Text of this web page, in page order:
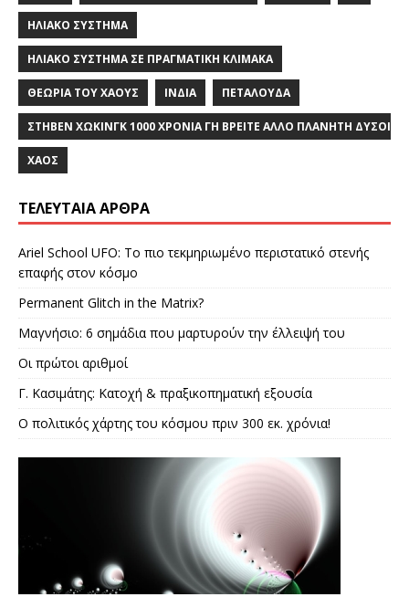
ΗΛΙΑΚΌ ΣΎΣΤΗΜΑ
ΗΛΙΑΚΌ ΣΎΣΤΗΜΑ ΣΕ ΠΡΑΓΜΑΤΙΚΉ ΚΛΊΜΑΚΑ
ΘΕΩΡΊΑ ΤΟΥ ΧΆΟΥΣ ΙΝΔΙΑ ΠΕΤΑΛΟΎΔΑ
ΣΤΗΒΕΝ ΧΩΚΙΝΓΚ 1000 ΧΡΟΝΙΑ ΓΗ ΒΡΕΙΤΕ ΑΛΛΟ ΠΛΑΝΗΤΗ
ΧΆΟΣ
ΤΕΛΕΥΤΑΊΑ ΆΡΘΡΑ
Ariel School UFO: Το πιο τεκμηριωμένο περιστατικό στενής
επαφής στον κόσμο
Permanent Glitch in the Matrix?
Μαγνήσιο: 6 σημάδια που μαρτυρούν την έλλειψή του
Οι πρώτοι αριθμοί
Γ. Κασιμάτης: Κατοχή & πραξικοπηματική εξουσία
Ο πολιτικός χάρτης του κόσμου πριν 300 εκ. χρόνια!